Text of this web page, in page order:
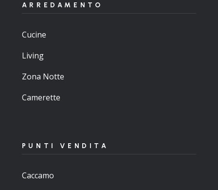
ARREDAMENTO
Cucine
Living
Zona Notte
Camerette
PUNTI VENDITA
Caccamo